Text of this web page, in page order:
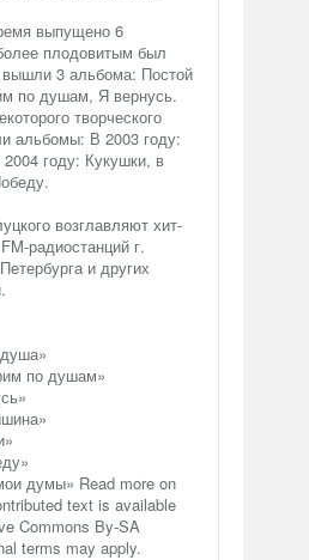
выпущено 6
плодовитым был
вышли 3 альбома: Постой
по душам, Я вернусь.
творческого
альбомы: В 2003 году:
году: Кукушки, в
возглавляют хит-
радиостанций г.
и других
по душам»
думы» Read more on
text is available
Commons By-SA
terms may apply.